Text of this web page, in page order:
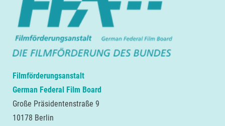
Filmförderungsanstalt
German Federal Film Board
Große Präsidentenstraße 9
10178 Berlin